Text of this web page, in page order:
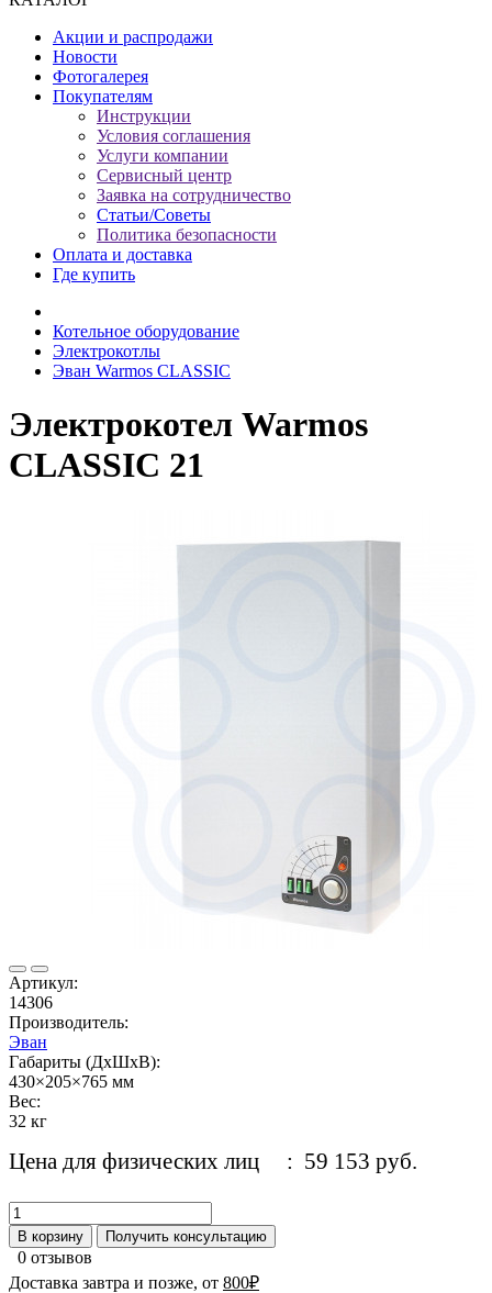
Акции и распродажи
Новости
Фотогалерея
Покупателям
Инструкции
Условия соглашения
Услуги компании
Сервисный центр
Заявка на сотрудничество
Статьи/Советы
Политика безопасности
Оплата и доставка
Где купить
Котельное оборудование
Электрокотлы
Эван Warmos CLASSIC
Электрокотел Warmos
CLASSIC 21
Артикул:
14306
Производитель:
Эван
Габариты (ДхШхВ):
430×205×765 мм
Вес:
32 кг
Цена для физических лиц : 59 153 руб.
В корзину Получить консультацию
0 отзывов
Доставка завтра и позже, от 800₽